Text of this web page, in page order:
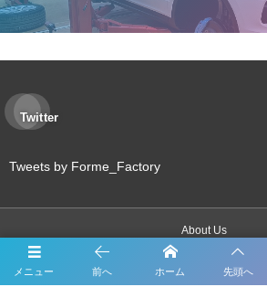
Twitter
Tweets by Forme_Factory
About Us
Inspection
メニュー 前へ ホーム 先頭へ